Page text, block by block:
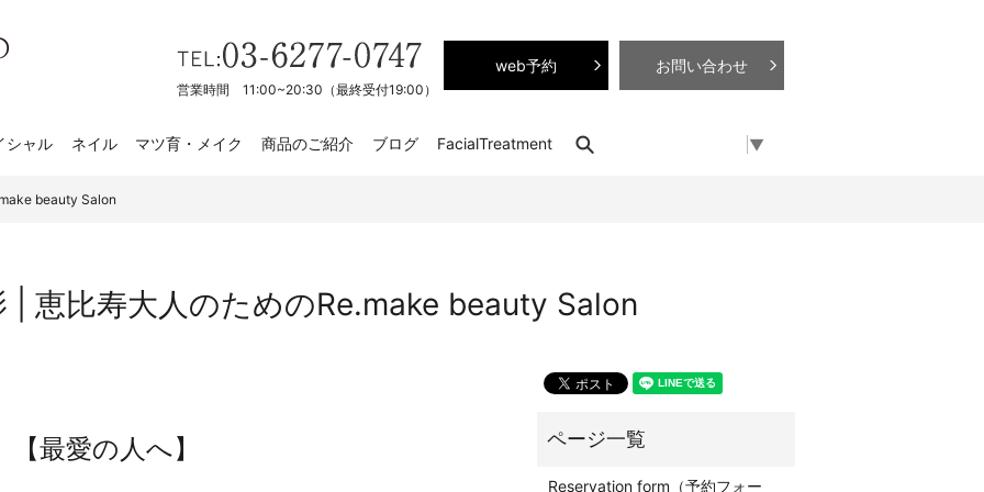
web予約 お問い合わせ
営業時間 11:00~20:30（最終受付19:00）
シャル ネイル マツ育・メイク 商品のご紹介 ブログ FacialTreatment search ▼
beauty Salon
| 恵比寿大人のためのRe.make beauty Salon
【最愛の人へ】
Reservation form（予約フォー